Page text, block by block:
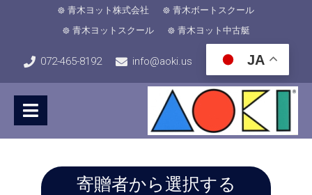
青木ヨット株式会社
青木ボートスクール
青木ヨットスクール
青木ヨット中古艇
072-465-8192 info@aoki.us JA
寄贈者から選択する